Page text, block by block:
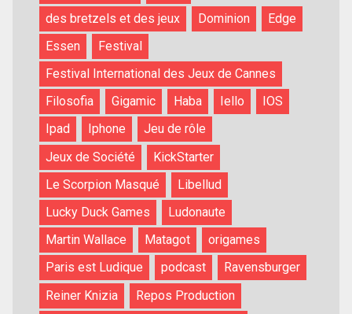
des bretzels et des jeux
Dominion
Edge
Essen
Festival
Festival International des Jeux de Cannes
Filosofia
Gigamic Haba Iello
IOS
Ipad
Iphone
Jeu de rôle
Jeux de Société
KickStarter
Le Scorpion Masqué
Libellud
Lucky Duck Games
Ludonaute
Martin Wallace
Matagot
origames
Paris est Ludique
podcast
Ravensburger
Reiner Knizia
Repos Production